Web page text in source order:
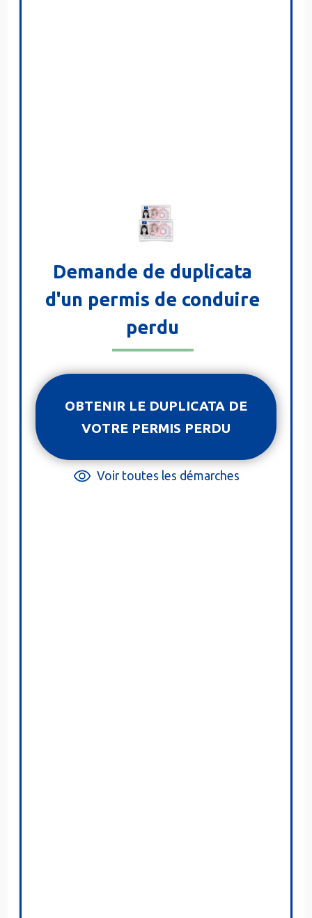
Demande de duplicata
d'un permis de conduire
perdu
OBTENIR LE DUPLICATA DE
VOTRE PERMIS PERDU
Voir toutes les démarches